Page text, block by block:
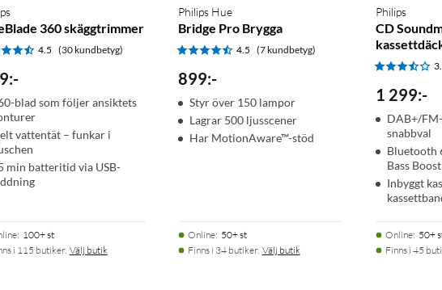
360 skäggtrimmer
4.5 (30 kundbetyg)
:-
blad som följer ansiktets
vattentät – funkar i
min batteritid via USB-
: 100+ st
i 115 butiker. Välj butik
Philips Hue
Bridge Pro Brygga
4.5 (7 kundbetyg)
899:-
Styr över 150 lampor
Lagrar 500 ljusscener
Har MotionAware™-stöd
Online: 50+ st
Finns i 34 butiker. Välj butik
Philips
CD
1 299:-
DAB+/
snabbval
Bluetooth
Bass Boost
Inbyggt
Online: 50+
Finns i 45